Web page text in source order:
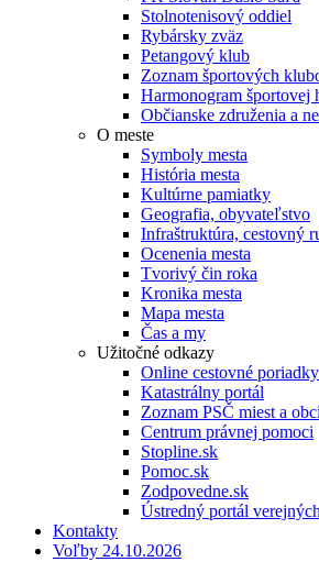
Stolnotenisový oddiel
Rybársky zväz
Petangový klub
Zoznam športových
Harmonogram športovej
Občianske združenia a
O meste
Symboly mesta
História mesta
Kultúrne pamiatky
Geografia, obyvateľstvo
Infraštruktúra, cestovný
Ocenenia mesta
Tvorivý čin roka
Kronika mesta
Mapa mesta
Čas a my
Užitočné odkazy
Online cestovné
Katastrálny portál
Zoznam PSČ miest a
Centrum právnej pomoci
Stopline.sk
Pomoc.sk
Zodpovedne.sk
Ústredný portál
Kontakty
Voľby 24.10.2026